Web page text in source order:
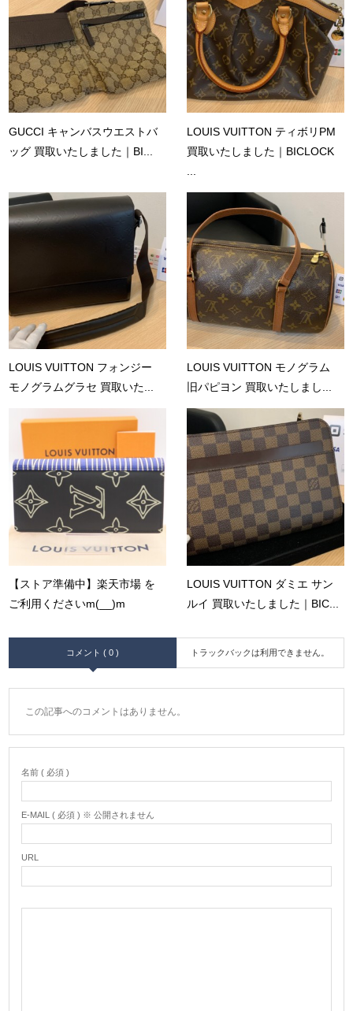
GUCCI キャンバスウエストバ
ッグ 買取いたしました｜BI...
LOUIS VUITTON ティボリPM
買取いたしました｜BICLOCK
LOUIS VUITTON フォンジー
モノグラムグラセ 買取いた...
LOUIS VUITTON モノグラム
旧パピヨン 買取いたしまし...
【ストア準備中】楽天市場 を
ご利用くださいm(__)m
LOUIS VUITTON ダミエ サン
ルイ 買取いたしました｜BIC...
コメント ( 0 ) トラックバックは利用できません。
この記事へのコメントはありません。
名前 ( 必須 )
E-MAIL ( 必須 ) ※ 公開されません
URL